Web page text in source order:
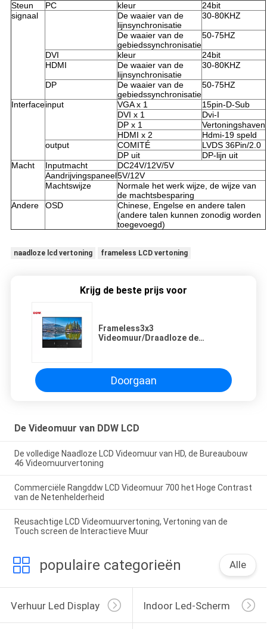
Steun PC kleur
24bit
signaal
De waaier van de
lijnsynchronisatie
30-80KHZ
De waaier van de
gebiedssynchronisatie
50-75HZ
DVI kleur
24bit
HDMI
De waaier van de
lijnsynchronisatie
30-80KHZ
DP
De waaier van de
gebiedssynchronisatie
50-75HZ
Interfaceinput VGA x 1
15pin-D-Sub
DVI x 1
Dvi-I
DP x 1
Vertoningshaven
HDMI x 2
Hdmi-19 speld
output
COMITÉ
LVDS 36Pin/2.0
DP uit
DP-lijn uit
Macht
Inputmacht
DC24V/12V/5V
Aandrijvingspaneel5V/12V
Machtswijze
Normale het werk wijze, de wijze van
de machtsbesparing
Andere
OSD
Chinese, Engelse en andere talen
(andere talen kunnen zonodig worden
toegevoegd)
naadloze lcd vertoning frameless LCD vertoning
Krijg de beste prijs voor
Frameless3x3
Videomuur/Draadloze de
Doorgaan
De Videomuur van DDW LCD
De volledige Naadloze LCD Videomuur van HD, de Bureaubouw
46 Videomuurvertoning
Commerciële Rangddw LCD Videomuur 700 het Hoge Contrast
van de Netenhelderheid
Reusachtige LCD Videomuurvertoning, Vertoning van de
Touch screen de Interactieve Muur
populaire categorieën Alle
Verhuur Led Display Indoor Led-Scherm